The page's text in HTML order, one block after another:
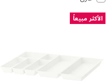
الأكثر مبيعاً